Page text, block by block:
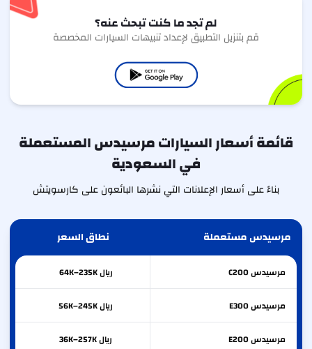
لم تجد ما كنت تبحث عنه؟
قم بتنزيل التطبيق لإعداد تنبيهات السيارات المخصصة
قائمة أسعار السيارات مرسيدس المستعملة
في السعودية
بناءً على أسعار الإعلانات التي نشرها البائعون على كارسويتش
مرسيدس مستعملة نطاق السعر
مرسيدسC200 ريال 64K–235K
مرسيدسE300 ريال 56K–245K
مرسيدسE200 ريال 36K–257K